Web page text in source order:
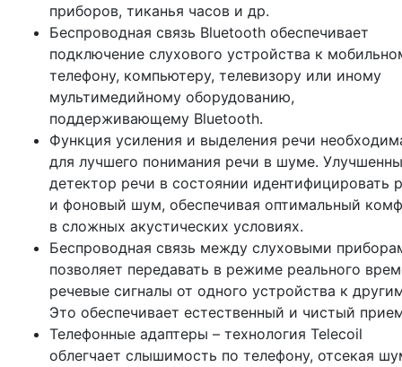
приборов, тиканья часов и др.
Беспроводная связь Bluetooth обеспечивает
подключение слухового устройства к
телефону, компьютеру, телевизору или иному
мультимедийному оборудованию,
поддерживающему Bluetooth.
Функция усиления и выделения речи
для лучшего понимания речи в шуме.
детектор речи в состоянии идентифицировать
и фоновый шум, обеспечивая оптимальный
в сложных акустических условиях.
Беспроводная связь между слуховыми
позволяет передавать в режиме реального
речевые сигналы от одного устройства к
Это обеспечивает естественный и чистый
Телефонные адаптеры – технология Telecoil
облегчает слышимость по телефону, отсекая